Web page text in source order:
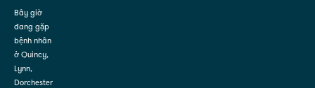
Bây giờ
đang gặp
bệnh nhân
ở Quincy,
Lynn,
Dorchester